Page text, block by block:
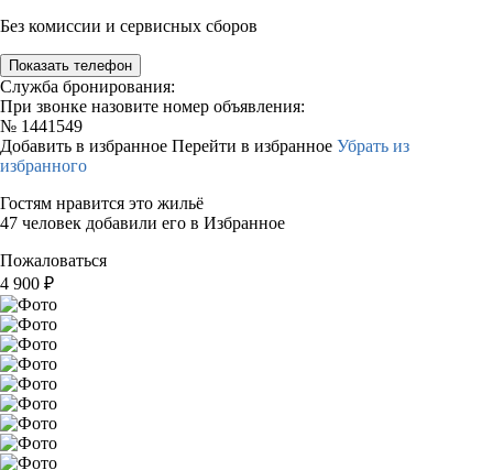
Без комиссии и сервисных сборов
Показать телефон
Служба бронирования:
При звонке назовите номер объявления:
№ 1441549
Добавить в избранное Перейти в избранное Убрать из
избранного
Гостям нравится это жильё
47 человек добавили его в Избранное
Пожаловаться
4 900 ₽